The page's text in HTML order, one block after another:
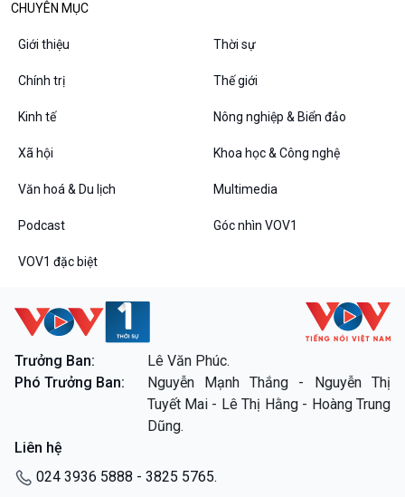
Câu chuyện thời sự
Đối thoại
Diễn đàn chủ nhật
VOV1 đặc biệt
Thanh âm ký sự
Chân dung cuộc sống
Các chương trình đặc biệt
CHUYÊN MỤC
Giới thiệu Thời sự
Chính trị Thế giới
Kinh tế Nông nghiệp & Biển đảo
Xã hội Khoa học & Công nghệ
Văn hoá & Du lịch Multimedia
Podcast Góc nhìn VOV1
VOV1 đặc biệt
Trưởng Ban:
Lê Văn Phúc.
Phó Trưởng Ban:
Nguyễn Mạnh Thắng - Nguyễn Thị
Tuyết Mai - Lê Thị Hằng - Hoàng Trung
Dũng.
Liên hệ
024 3936 5888 - 3825 5765.